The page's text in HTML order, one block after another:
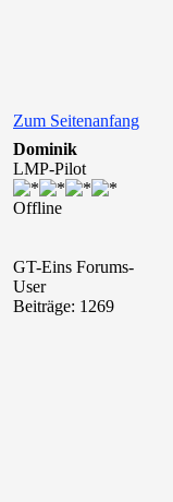
Zum Seitenanfang
Dominik
LMP-Pilot
Offline
GT-Eins Forums-
User
Beiträge: 1269